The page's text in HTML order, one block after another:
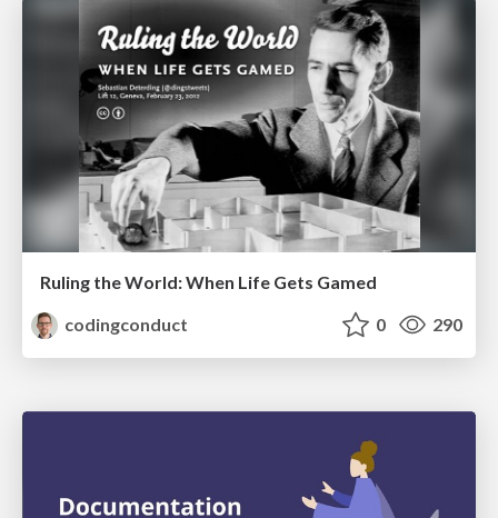
Ruling the World: When Life Gets Gamed
codingconduct
0 290